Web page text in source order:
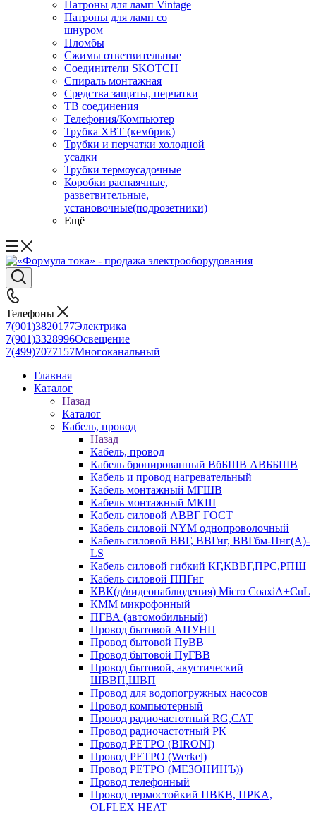
Патроны для ламп Vintage
Патроны для ламп со
шнуром
Пломбы
Сжимы ответвительные
Соединители SKOTCH
Спираль монтажная
Средства защиты, перчатки
ТВ соединения
Телефония/Компьютер
Трубка ХВТ (кембрик)
Трубки и перчатки холодной
усадки
Трубки термоусадочные
Коробки распаячные,
разветвительные,
установочные(подрозетники)
Ещё
Телефоны
7(901)3820177Электрика
7(901)3328996Освещение
7(499)7077157Многоканальный
Главная
Каталог
Назад
Каталог
Кабель, провод
Назад
Кабель, провод
Кабель бронированный ВбБШВ АВББШВ
Кабель и провод нагревательный
Кабель монтажный МГШВ
Кабель монтажный МКШ
Кабель силовой АВВГ ГОСТ
Кабель силовой NYM однопроволочный
Кабель силовой ВВГ, ВВГнг, ВВГбм-Пнг(А)-
LS
Кабель силовой гибкий КГ,КВВГ,ПРС,РПШ
Кабель силовой ППГнг
КВК(д/видеонаблюдения) Micro CoaxiA+CuL
КММ микрофонный
ПГВА (автомобильный)
Провод бытовой АПУНП
Провод бытовой ПуВВ
Провод бытовой ПуГВВ
Провод бытовой, акустический
ШВВП,ШВП
Провод для водопогружных насосов
Провод компьютерный
Провод радиочастотный RG,САТ
Провод радиочастотный РК
Провод РЕТРО (BIRONI)
Провод РЕТРО (Werkel)
Провод РЕТРО (МЕЗОНИНЪ))
Провод телефонный
Провод термостойкий ПВКВ, ПРКА,
OLFLEX HEAT